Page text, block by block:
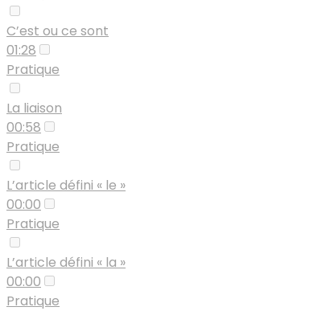
C’est ou ce sont
01:28
Pratique
La liaison
00:58
Pratique
L’article défini « le »
00:00
Pratique
L’article défini « la »
00:00
Pratique